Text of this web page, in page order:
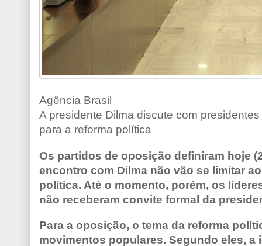
Agência Brasil
A presidente Dilma discute com
para a reforma política
Os partidos de oposição definiram hoje
encontro com Dilma não vão se limitar
política. Até o momento, porém, os
não receberam convite formal da
Para a oposição, o tema da reforma
movimentos populares. Segundo eles, a